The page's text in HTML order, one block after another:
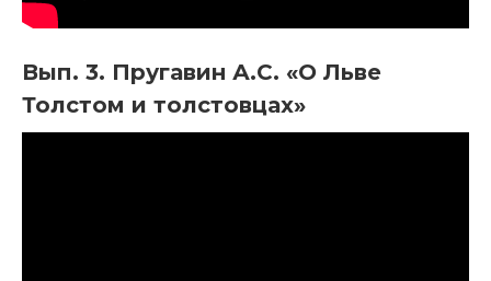
Вып. 3. Пругавин А.С. «О Льве
Толстом и толстовцах»